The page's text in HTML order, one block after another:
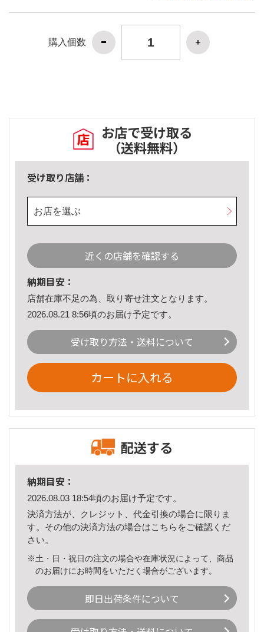
購入個数
お店で受け取る
（送料無料）
受け取り店舗：
お店を選ぶ
近くの店舗を確認する
納期目安：
店舗在庫不足の為、取り寄せ注文となります。
2026.08.21 8:56頃のお届け予定です。
受け取り方法・送料について
カートに入れる
配送する
納期目安：
2026.08.03 18:54頃のお届け予定です。
決済方法が、クレジット、代金引換の場合に限りま
す。その他の決済方法の場合はこちら をご確認くだ
さい。
※土・日・祝日の注文の場合や在庫状況によって、商品
のお届けにお時間をいただく場合がございます。
即日出荷条件について